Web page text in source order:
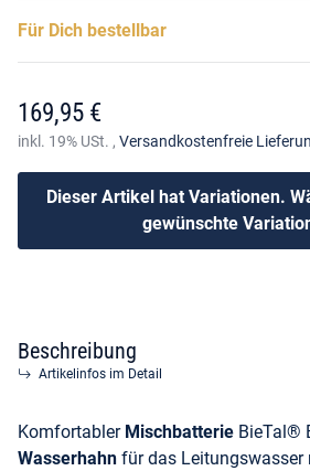
Für Dich bestellbar
169,95 €
inkl. 19% USt. , Versandkostenfreie
Dieser Artikel hat Variationen.
gewünschte
Beschreibung
Artikelinfos im Detail
Komfortabler Mischbatterie BieTal®
Wasserhahn für das Leitungswasser